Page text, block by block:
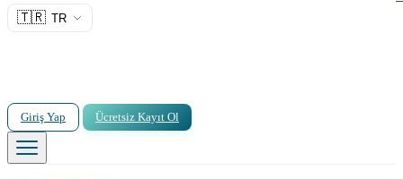
🇹🇷 TR
Giriş Yap Ücretsiz Kayıt Ol